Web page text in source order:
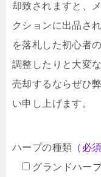
却致されますと、
クションに出品さ
を落札した初心者
調整したりと大変
売却するならぜひ
い申し上げます。
ハープの種類 （必
グランドハー